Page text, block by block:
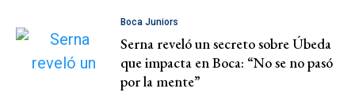
Boca Juniors
Serna reveló un secreto sobre Úbeda
que impacta en Boca: “No se no pasó
por la mente”